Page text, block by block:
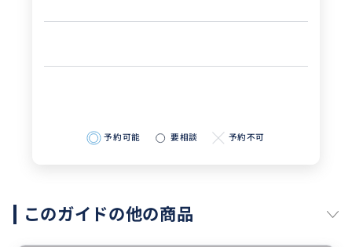
予約可能 要相談 予約不可
このガイドの他の商品